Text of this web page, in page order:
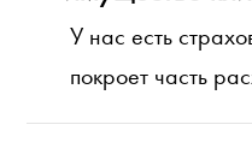
У нас есть
покроет часть